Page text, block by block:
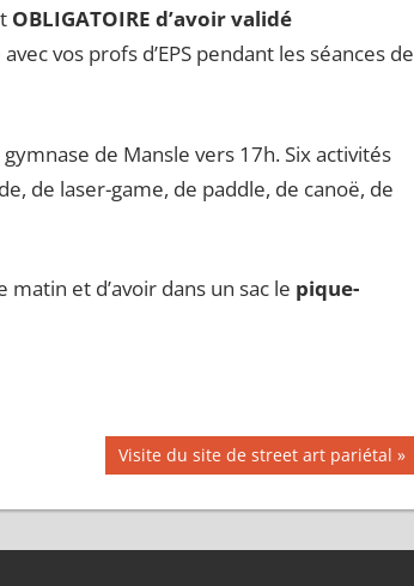
OBLIGATOIRE d’avoir validé
vos profs d’EPS pendant les séances de
de Mansle vers 17h. Six activités
de laser-game, de paddle, de canoë, de
et d’avoir dans un sac le pique-
Publication
Visite du site de street art pariétal